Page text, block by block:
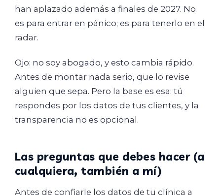
han aplazado además a finales de 2027. No
es para entrar en pánico; es para tenerlo en el
radar.
Ojo: no soy abogado, y esto cambia rápido.
Antes de montar nada serio, que lo revise
alguien que sepa. Pero la base es esa: tú
respondes por los datos de tus clientes, y la
transparencia no es opcional.
Las preguntas que debes hacer (a
cualquiera, también a mí)
Antes de confiarle los datos de tu clínica a